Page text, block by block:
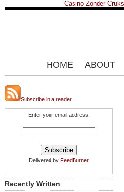
Casino Zonder Cruks
HOME ABOUT
Subscribe in a reader
Enter your email address:
Delivered by FeedBurner
Recently Written